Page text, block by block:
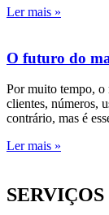
Ler mais »
O futuro do
Por muito tempo, o
clientes, números,
contrário, mas é
Ler mais »
SERVIÇOS